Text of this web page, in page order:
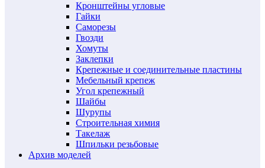
Кронштейны угловые
Гайки
Саморезы
Гвозди
Хомуты
Заклепки
Крепежные и соединительные пластины
Мебельный крепеж
Угол крепежный
Шайбы
Шурупы
Строительная химия
Такелаж
Шпильки резьбовые
Архив моделей